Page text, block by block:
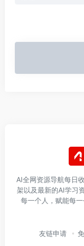
AI全网资源导航每日
架以及最新的AI学习
每一个人，赋能每
友链申请